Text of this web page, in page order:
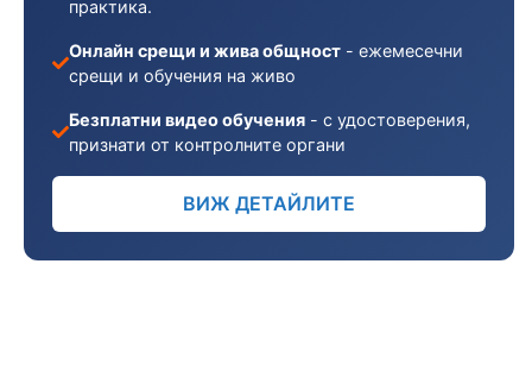
практика.
Онлайн срещи и жива общност - ежемесечни
срещи и обучения на живо
Безплатни видео обучения - с удостоверения,
признати от контролните органи
ВИЖ ДЕТАЙЛИТЕ